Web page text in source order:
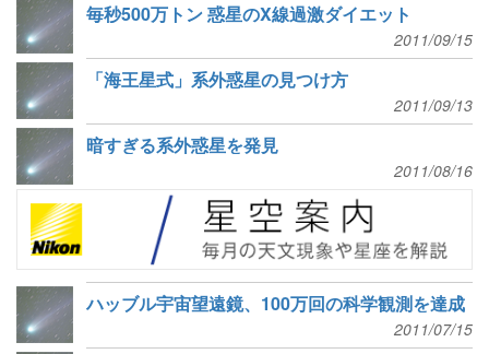
毎秒500万トン 惑星のX線過激ダイエット
2011/09/15
「海王星式」系外惑星の見つけ方
2011/09/13
暗すぎる系外惑星を発見
2011/08/16
ハッブル宇宙望遠鏡、100万回の科学観測を達成
2011/07/15